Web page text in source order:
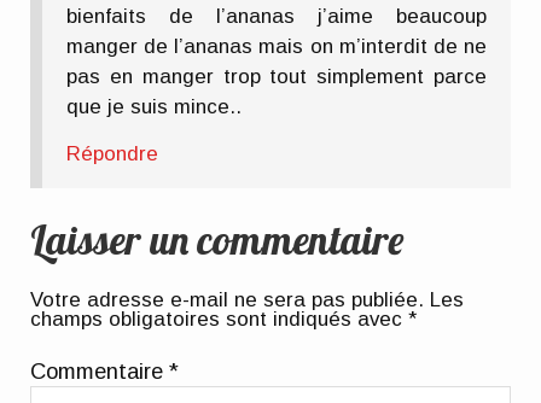
bienfaits de l’ananas j’aime beaucoup
manger de l’ananas mais on m’interdit de ne
pas en manger trop tout simplement parce
que je suis mince..
Répondre
Laisser un commentaire
Votre adresse e-mail ne sera pas publiée. Les
champs obligatoires sont indiqués avec*
Commentaire*